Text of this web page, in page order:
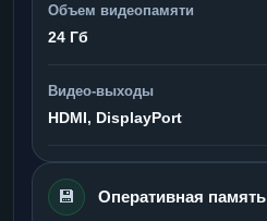
Объем видеопамяти
24 Гб
Видео-выходы
HDMI, DisplayPort
💾 Оперативная память